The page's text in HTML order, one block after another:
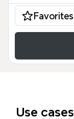
Favorites
Use cases